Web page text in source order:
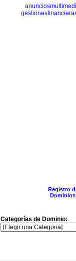
Registro
Categorías de Dominio: